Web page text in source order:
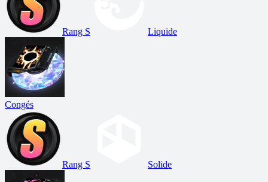
Rang S Liquide
Congés
Rang S Solide